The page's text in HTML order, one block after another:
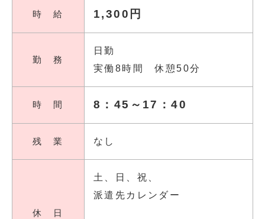
時 給 1,300円
勤 務
日勤
実働8時間 休憩50分
時 間 8：45～17：40
残 業 なし
休 日
土、日、祝、
派遣先カレンダー